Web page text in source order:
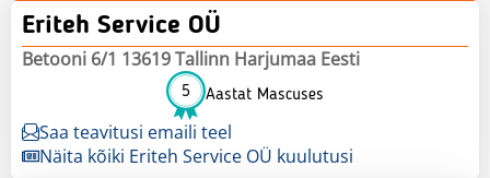
Eriteh Service OÜ
Betooni 6/1 13619 Tallinn Harjumaa Eesti
5 Aastat Mascuses
Saa teavitusi emaili teel
Näita kõiki Eriteh Service OÜ kuulutusi